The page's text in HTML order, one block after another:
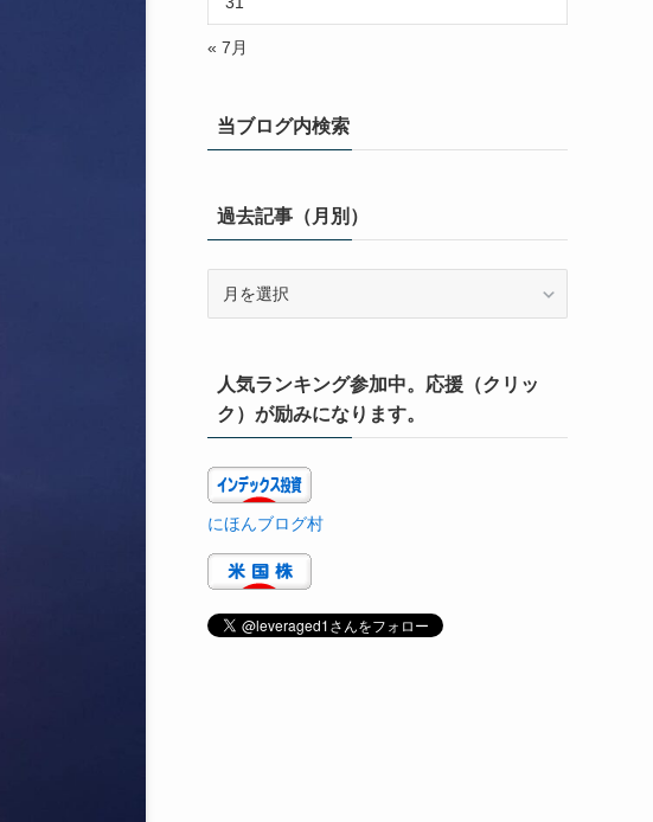
« 7月
当ブログ内検索
過去記事（月別）
（月
別）
人気ランキング参加中。応援（クリッ
ク）が励みになります。
にほんブログ村